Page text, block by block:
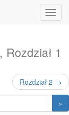
, Rozdział 1
Rozdział 2 →
»